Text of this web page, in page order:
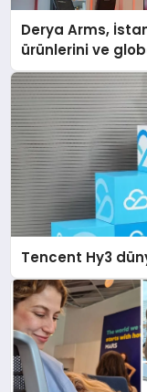
Derya Arms,
ürünlerini ve
Tencent Hy3